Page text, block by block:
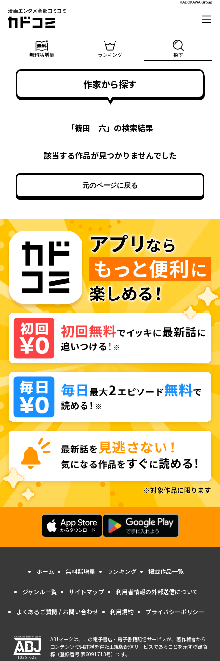
漫画エンタメ全部コミコミ
カドコミ
無料話増量 ランキング 探す
作家から探す
「篠田 六」の検索結果
該当する作品が見つかりませんでした
元のページに戻る
ホーム 無料話増量 ランキング 掲載作品一覧
ジャンル一覧 サイトマップ 利用者情報の外部送信について
よくあるご質問 / お問い合わせ 利用規約 プライバシーポリシー
ABJマークは、この電子書店・電子書籍配信サービスが、著作権者から
コンテンツ使用許諾を得た正規版配信サービスであることを示す登録商
標（登録番号 第6091713号）です。